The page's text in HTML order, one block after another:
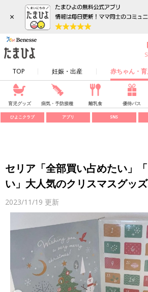
×
TOP 妊娠・出産 赤ちゃん・
育児グッズ 病気・予防接種 離乳食 優待パス
ひよこクラブ アプリ SNS
セリア「全部買い占めたい」
い」大人気のクリスマスグッ
2023/11/19 更新